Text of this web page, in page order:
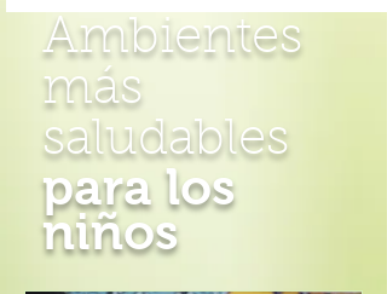
Ambientes
más
saludables
para los
niños